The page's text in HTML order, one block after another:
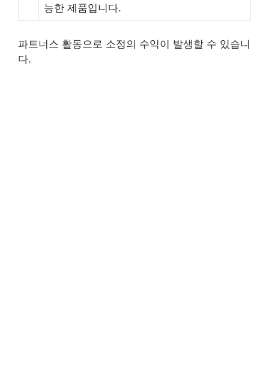
능한 제품입니다.
파트너스 활동으로 소정의 수익이 발생할 수 있습니
다.